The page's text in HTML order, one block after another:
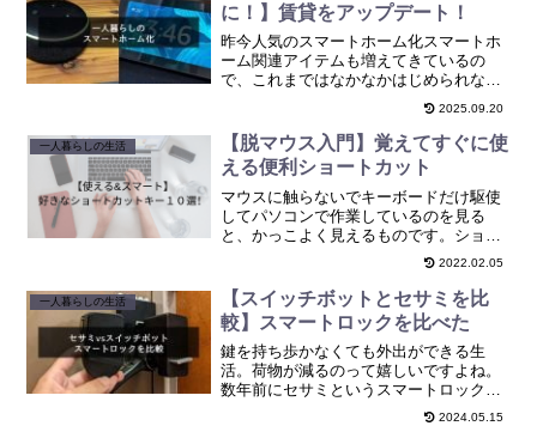
に！】賃貸をアップデート！
昨今人気のスマートホーム化スマートホ
ーム関連アイテムも増えてきているの
で、これまではなかなかはじめられなか
ったものの、満を辞してはじようと思っ
ている方や、引っ越しを機に頑張ろうと
思っている方もいると思います。僕は数
年前の引っ越しの時に、スマ...
2025.09.20
一人暮らしの生活
【脱マウス入門】覚えてすぐに使
える便利ショートカット
マウスに触らないでキーボードだけ駆使
してパソコンで作業しているのを見る
と、かっこよく見えるものです。ショー
トカットキーを使っていると周りからか
っこよく思われるのです。かっこいいだ
けでなく、業務速度が確実にあがりま
す。
2022.02.05
一人暮らしの生活
【スイッチボットとセサミを比
較】スマートロックを比べた
鍵を持ち歩かなくても外出ができる生
活。荷物が減るのって嬉しいですよね。
数年前にセサミというスマートロックで
自宅のスマート化をしてからというも
の、スマートロックは手放せない存在に
2024.05.15